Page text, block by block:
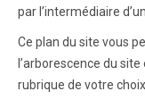
par l’intermédiaire
Ce plan du site vous
l’arborescence du
rubrique de votre choix.